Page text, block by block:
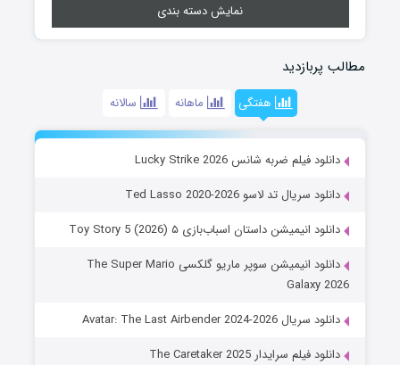
نمایش دسته بندی
مطالب پربازدید
هفتگی ماهانه سالانه
دانلود فیلم ضربه شانس Lucky Strike 2026
دانلود سریال تد لاسو Ted Lasso 2020-2026
دانلود انیمیشن داستان اسباب‌بازی ۵ Toy Story 5 (2026)
دانلود انیمیشن سوپر ماریو گلکسی The Super Mario
Galaxy 2026
دانلود سریال Avatar: The Last Airbender 2024-2026
دانلود فیلم سرایدار The Caretaker 2025